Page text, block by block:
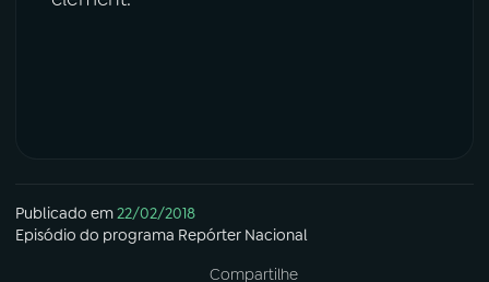
Publicado em22/02/2018
Episódio do programa Repórter Nacional
Compartilhe